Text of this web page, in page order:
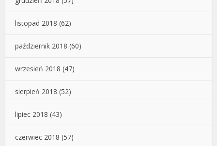
listopad 2018 (62)
październik 2018 (60)
wrzesień 2018 (47)
sierpień 2018 (52)
lipiec 2018 (43)
czerwiec 2018 (57)